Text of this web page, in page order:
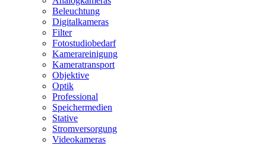
Beleuchtung
Digitalkameras
Filter
Fotostudiobedarf
Kamerareinigung
Kameratransport
Objektive
Optik
Professional
Speichermedien
Stative
Stromversorgung
Videokameras